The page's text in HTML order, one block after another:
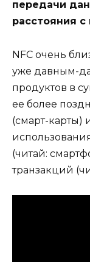
передачи
расстояния
NFC очень
уже давным-
продуктов в
ее более
(смарт-карты)
(читай:
транзакций